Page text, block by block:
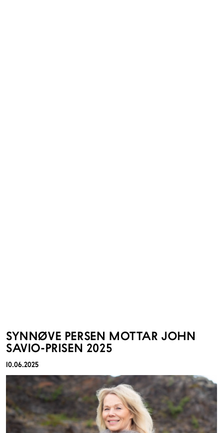
SYNNØVE PERSEN MOTTAR JOHN
SAVIO-PRISEN 2025
10.06.2025